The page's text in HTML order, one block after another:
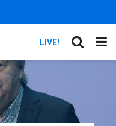
LIVE!